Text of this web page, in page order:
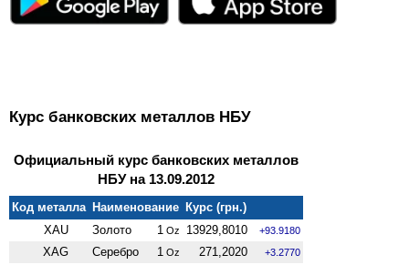
Курс банковских металлов НБУ
Официальный курс банковских металлов
НБУ на 13.09.2012
Код металла Наименование Курс (грн.)
XAU
Золото 1 Oz 13929,8010 +93.9180
XAG Серебро 1 Oz 271,2020 +3.2770